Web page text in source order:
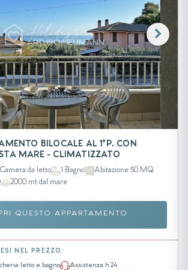
BILOCALE AL 1°P. CON
MARE - CLIMATIZZATO
Camera da letto 1 Bagno
Abitazione 50 MQ
2000 mt dal mare
QUESTO APPARTAMENTO
NEL PREZZO:
letto e bagno
Assistenza h 24